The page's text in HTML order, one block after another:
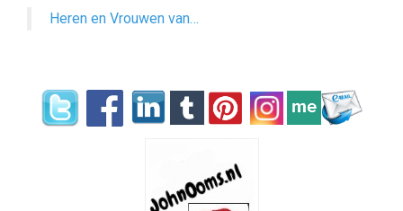
Heren en Vrouwen van…